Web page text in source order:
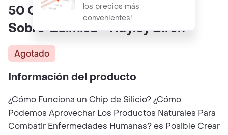
los precios más
convenientes!
50 Cosas Que Hay Que Saber
Sobre Química - Hayley Birch
Agotado
Información del producto
¿Cómo Funciona un Chip de Silicio? ¿Cómo
Podemos Aprovechar Los Productos Naturales Para
Combatir Enfermedades Humanas? es Posible Crear